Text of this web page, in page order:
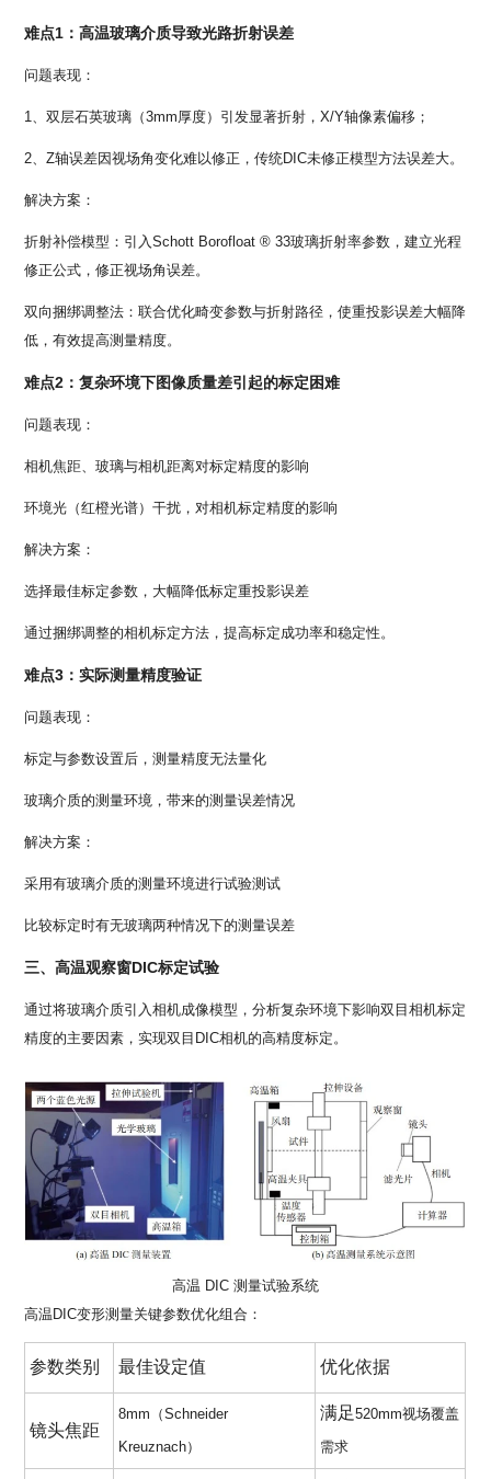
难点1：高温玻璃介质导致光路折射误差
问题表现：
1、双层石英玻璃（3mm厚度）引发显著折射，X/Y轴像素偏移；
2、Z轴误差因视场角变化难以修正，传统DIC未修正模型方法误差大。
解决方案：
折射补偿模型：引入Schott Borofloat ® 33玻璃折射率参数，建立光程
修正公式，修正视场角误差。
双向捆绑调整法：联合优化畸变参数与折射路径，使重投影误差大幅降
低，有效提高测量精度。
难点2：复杂环境下图像质量差引起的标定困难
问题表现：
相机焦距、玻璃与相机距离对标定精度的影响
环境光（红橙光谱）干扰，对相机标定精度的影响
解决方案：
选择最佳标定参数，大幅降低标定重投影误差
通过捆绑调整的相机标定方法，提高标定成功率和稳定性。
难点3：实际测量精度验证
问题表现：
标定与参数设置后，测量精度无法量化
玻璃介质的测量环境，带来的测量误差情况
解决方案：
采用有玻璃介质的测量环境进行试验测试
比较标定时有无玻璃两种情况下的测量误差
三、高温观察窗DIC标定试验
通过将玻璃介质引入相机成像模型，分析复杂环境下影响双目相机标定
精度的主要因素，实现双目DIC相机的高精度标定。
高温 DIC 测量试验系统
高温DIC变形测量关键参数优化组合：
参数类别 最佳设定值 优化依据
镜头焦距
8mm （Schneider
Kreuznach）
满足520mm视场覆盖
需求